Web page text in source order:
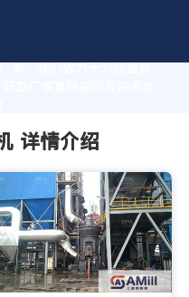
家，我们致力于为您量身
取厂家直销报价及技术支
详情介绍